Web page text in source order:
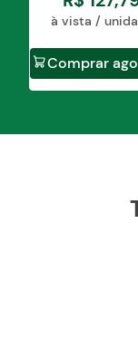
à vista /
Comprar